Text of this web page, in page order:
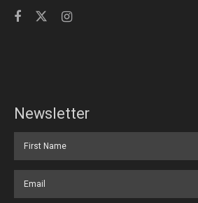
Newsletter